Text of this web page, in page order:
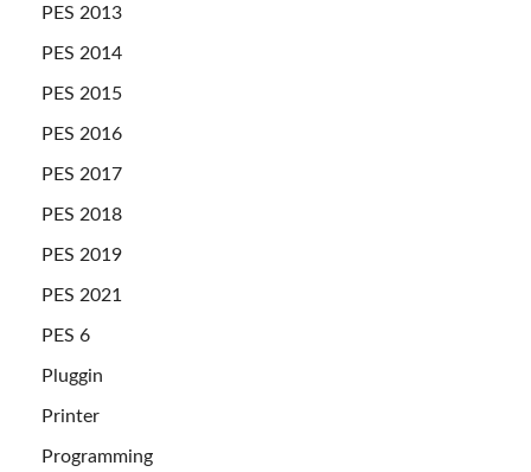
PES 2013
PES 2014
PES 2015
PES 2016
PES 2017
PES 2018
PES 2019
PES 2021
PES 6
Pluggin
Printer
Programming